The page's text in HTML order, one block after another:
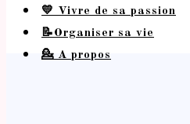
💛 Vivre de sa passion
📝Organiser sa vie
💁 A propos